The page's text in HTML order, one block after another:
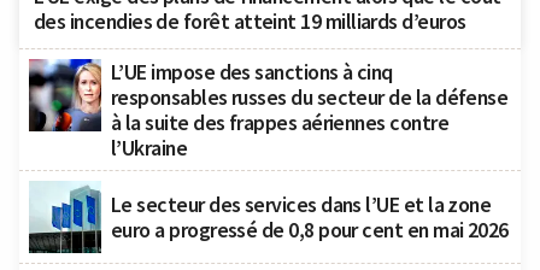
des incendies de forêt atteint 19 milliards d’euros
L’UE impose des sanctions à cinq
responsables russes du secteur de la défense
à la suite des frappes aériennes contre
l’Ukraine
Le secteur des services dans l’UE et la zone
euro a progressé de 0,8 pour cent en mai 2026